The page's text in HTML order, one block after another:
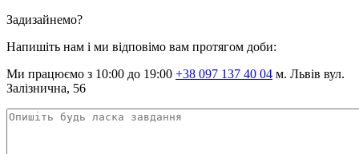
Задизайнемо?
Напишіть нам і ми відповімо вам протягом доби:
Ми працюємо з 10:00 до 19:00 +38 097 137 40 04 м. Львів вул.
Залізнична, 56